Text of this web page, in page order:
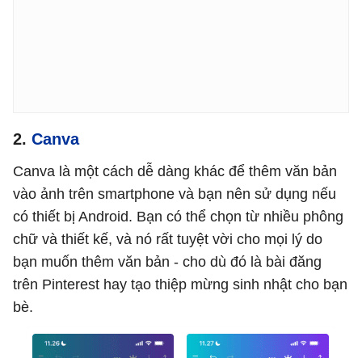
2. Canva
Canva là một cách dễ dàng khác để thêm văn bản
vào ảnh trên smartphone và bạn nên sử dụng nếu
có thiết bị Android. Bạn có thể chọn từ nhiều phông
chữ và thiết kế, và nó rất tuyệt vời cho mọi lý do
bạn muốn thêm văn bản - cho dù đó là bài đăng
trên Pinterest hay tạo thiệp mừng sinh nhật cho bạn
bè.